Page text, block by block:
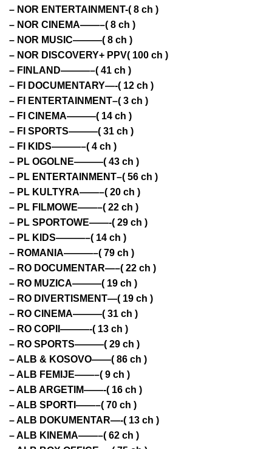
– NOR ENTERTAINMENT-( 8 ch )
– NOR CINEMA——–( 8 ch )
– NOR MUSIC———( 8 ch )
– NOR DISCOVERY+ PPV( 100 ch )
– FINLAND———–( 41 ch )
– FI DOCUMENTARY—-( 12 ch )
– FI ENTERTAINMENT–( 3 ch )
– FI CINEMA———( 14 ch )
– FI SPORTS———( 31 ch )
– FI KIDS———–( 4 ch )
– PL OGOLNE———( 43 ch )
– PL ENTERTAINMENT–( 56 ch )
– PL KULTYRA——–( 20 ch )
– PL FILMOWE——–( 22 ch )
– PL SPORTOWE——-( 29 ch )
– PL KIDS———–( 14 ch )
– ROMANIA———–( 79 ch )
– RO DOCUMENTAR—–( 22 ch )
– RO MUZICA———( 19 ch )
– RO DIVERTISMENT—( 19 ch )
– RO CINEMA———( 31 ch )
– RO COPII———-( 13 ch )
– RO SPORTS———( 29 ch )
– ALB & KOSOVO——( 86 ch )
– ALB FEMIJE——–( 9 ch )
– ALB ARGETIM——-( 16 ch )
– ALB SPORTI——–( 70 ch )
– ALB DOKUMENTAR—-( 13 ch )
– ALB KINEMA——–( 62 ch )